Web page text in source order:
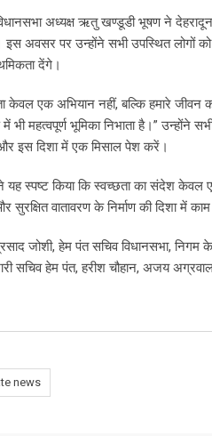
अध्यक्ष ऋतु खण्डूडी भूषण ने देहरादून
अवसर पर उन्होंने सभी उपस्थित लोगों
देंगे।
एक अभियान नहीं, बल्कि हमारे जीवन का
महत्वपूर्ण भूमिका निभाता है।” उन्होंने
इस दिशा में एक मिसाल पेश करें।
यह स्पष्ट किया कि स्वच्छता का संदेश केवल
वातावरण के निर्माण की दिशा में काम
जोशी, हेम पंत सचिव विधानसभा, निगम के
सचिव हेम पंत, हरीश चौहान, अजय
news